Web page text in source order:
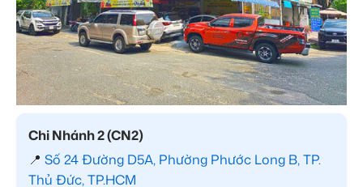
Chi Nhánh 2 (CN2)
📍 Số 24 Đường D5A, Phường Phước Long B, TP.
Thủ Đức, TP.HCM